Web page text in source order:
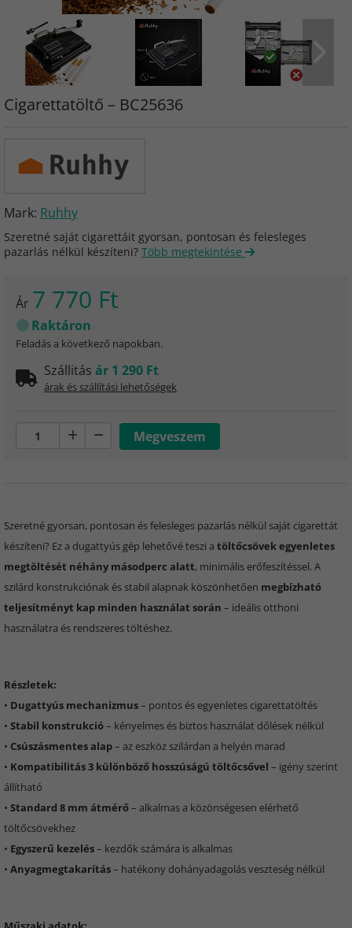
Cigarettatöltő – BC25636
Mark: Ruhhy
Szeretné saját cigarettáit gyorsan, pontosan és felesleges
pazarlás nélkül készíteni? Több megtekintése
Ár 7 770 Ft
Raktáron
Feladás a következő napokban.
Szállitás ár 1 290 Ft
árak és szállítási lehetőségek
Szeretné gyorsan, pontosan és felesleges pazarlás nélkül saját cigarettát
készíteni? Ez a dugattyús gép lehetővé teszi a töltőcsövek egyenletes
megtöltését néhány másodperc alatt, minimális erőfeszítéssel. A
szilárd konstrukciónak és stabil alapnak köszönhetően megbízható
teljesítményt kap minden használat során – ideális otthoni
használatra és rendszeres töltéshez.
Részletek:
• Dugattyús mechanizmus– pontos és egyenletes cigarettatöltés
• Stabil konstrukció– kényelmes és biztos használat dőlések nélkül
• Csúszásmentes alap– az eszköz szilárdan a helyén marad
• Kompatibilitás 3 különböző hosszúságú töltőcsővel – igény szerint
állítható
• Standard 8 mm átmérő– alkalmas a közönségesen elérhető
töltőcsövekhez
• Egyszerű kezelés– kezdők számára is alkalmas
• Anyagmegtakarítás– hatékony dohányadagolás veszteség nélkül